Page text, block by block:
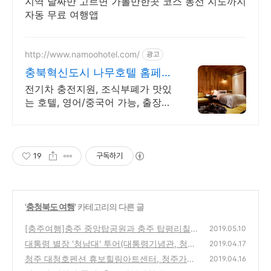
자동 무료 여행앱
http://www.namoohotel.com/ 광고
충북혁신도시 나무호텔 홈페이
지 예약시 10% 할인
전기차 충전지원, 조식부폐가 맛있
는 호텔, 영어/중국어 가능, 출장객
19 구독하기
'충청북도 여행' 카테고리의 다른 글
[충주여행]충주 중앙탑공원과 충주 탑평리칠
층석탑
(32)
2019.05.10
대통령 별장 '청남대' 투어(대통령기념관, 청남
대 영춘제 소개)
(34)
2019.04.17
청주 대청호펜션 휴보힐링아트센터, 청주가족
2019.04.16